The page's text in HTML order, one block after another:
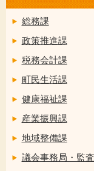
総務課
政策推進課
税務会計課
町民生活課
健康福祉課
産業振興課
地域整備課
議会事務局・監